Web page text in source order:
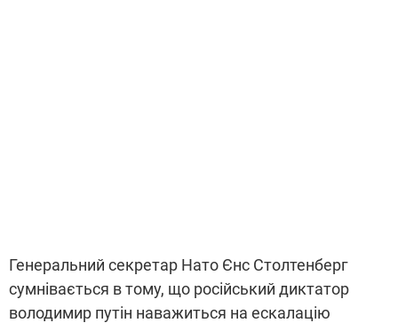
Генеральний секретар Нато Єнс Столтенберг
сумнівається в тому, що російський диктатор
володимир путін наважиться на ескалацію